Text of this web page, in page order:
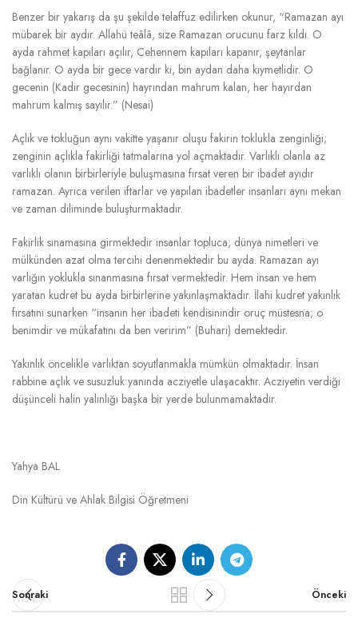
Benzer bir yakarış da şu şekilde telaffuz edilirken okunur, “Ramazan ayı
mübarek bir aydır. Allahü teâlâ, size Ramazan orucunu farz kıldı. O
ayda rahmet kapıları açılır, Cehennem kapıları kapanır, şeytanlar
bağlanır. O ayda bir gece vardır ki, bin aydan daha kıymetlidir. O
gecenin (Kadir gecesinin) hayrından mahrum kalan, her hayırdan
mahrum kalmış sayılır.” (Nesai)
Açlık ve tokluğun aynı vakitte yaşanır oluşu fakirin toklukla zenginliği;
zenginin açlıkla fakirliği tatmalarına yol açmaktadır. Varlıklı olanla az
varlıklı olanın birbirleriyle buluşmasına fırsat veren bir ibadet ayıdır
ramazan. Ayrıca verilen iftarlar ve yapılan ibadetler insanları aynı mekan
ve zaman diliminde buluşturmaktadır.
Fakirlik sınamasına girmektedir insanlar topluca; dünya nimetleri ve
mülkünden azat olma tercihi denenmektedir bu ayda. Ramazan ayı
varlığın yoklukla sınanmasına fırsat vermektedir. Hem insan ve hem
yaratan kudret bu ayda birbirlerine yakınlaşmaktadır. İlahi kudret yakınlık
fırsatını sunarken “insanın her ibadeti kendisinindir oruç müstesna; o
benimdir ve mükafatını da ben veririm” (Buhari) demektedir.
Yakınlık öncelikle varlıktan soyutlanmakla mümkün olmaktadır. İnsan
rabbine açlık ve susuzluk yanında acziyetle ulaşacaktır. Acziyetin verdiği
düşünceli halin yalınlığı başka bir yerde bulunmamaktadır.
Yahya BAL
Din Kültürü ve Ahlak Bilgisi Öğretmeni
Sonraki Önceki